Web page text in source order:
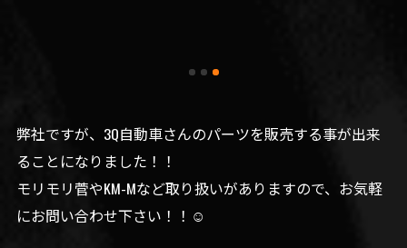
弊社ですが、3Q自動車さんのパーツを販売する事が出来
ることになりました！！
モリモリ菅やKM-Mなど取り扱いがありますので、お気軽
にお問い合わせ下さい！！☺️